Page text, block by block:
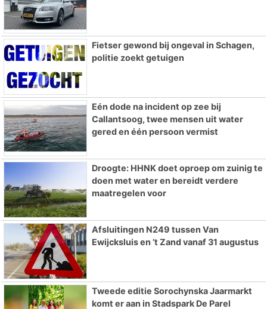
Fietser gewond bij ongeval in Schagen,
politie zoekt getuigen
Eén dode na incident op zee bij
Callantsoog, twee mensen uit water
gered en één persoon vermist
Droogte: HHNK doet oproep om zuinig te
doen met water en bereidt verdere
maatregelen voor
Afsluitingen N249 tussen Van
Ewijcksluis en ’t Zand vanaf 31 augustus
Tweede editie Sorochynska Jaarmarkt
komt er aan in Stadspark De Parel